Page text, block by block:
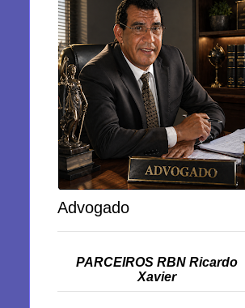
Advogado
PARCEIROS RBN Ricardo
Xavier